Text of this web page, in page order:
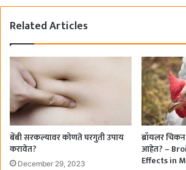
Related Articles
बेंबी सरकल्यावर कोणते घरगुती उपाय
करावेत?
December 29, 2023
ब्रॉयलर
आहेत? –
Effects in